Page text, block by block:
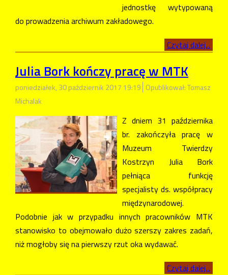
jednostkę wytypowaną
do prowadzenia archiwum zakładowego.
Czytaj dalej...
Julia Bork kończy pracę w MTK
poniedziałek, 30 październik 2017 19:19 Opublikował: Tomasz
Michalak
Z dniem 31 października
br. zakończyła pracę w
Muzeum Twierdzy
Kostrzyn Julia Bork
pełniąca funkcję
specjalisty ds. współpracy
międzynarodowej.
Podobnie jak w przypadku innych pracowników MTK
stanowisko to obejmowało dużo szerszy zakres zadań,
niż mogłoby się na pierwszy rzut oka wydawać.
Czytaj dalej...